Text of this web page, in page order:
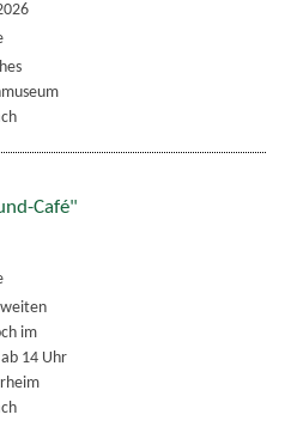
Café"
im
14 Uhr